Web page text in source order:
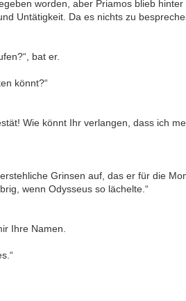
worden, aber Priamos blieb
Untätigkeit. Da es nichts zu
bat er.
könnt?“
Wie könnt Ihr verlangen, dass ich
Grinsen auf, das er für die
wenn Odysseus so lächelte.“
Ihre Namen.